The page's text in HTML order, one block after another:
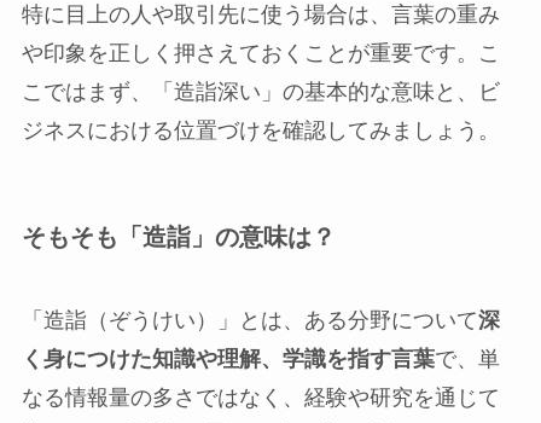
特に目上の人や取引先に使う場合は、言葉の重み
や印象を正しく押さえておくことが重要です。こ
こではまず、「造詣深い」の基本的な意味と、ビ
ジネスにおける位置づけを確認してみましょう。
そもそも「造詣」の意味は？
「造詣（ぞうけい）」とは、ある分野について深
く身につけた知識や理解、学識を指す言葉で、単
なる情報量の多さではなく、経験や研究を通じて